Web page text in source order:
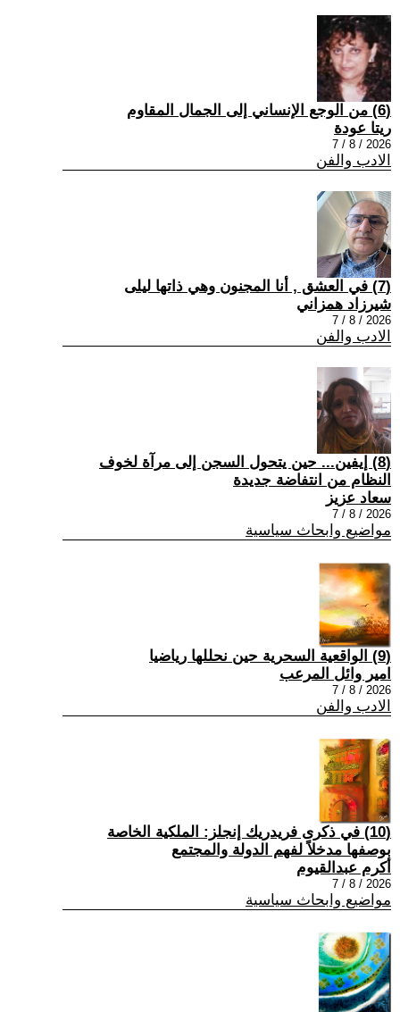
(6) من الوجع الإنساني إلى الجمال المقاوم
ريتا عودة
2026 / 8 / 7
الادب والفن
(7) في العشق , أنا المجنون وهي ذاتها ليلى
شيرزاد همزاني
2026 / 8 / 7
الادب والفن
(8) إيفين... حين يتحول السجن إلى مرآة لخوف
النظام من انتفاضة جديدة
سعاد عزيز
2026 / 8 / 7
مواضيع وابحاث سياسية
(9) الواقعية السحرية حين نحللها رياضيا
امير وائل المرعب
2026 / 8 / 7
الادب والفن
(10) في ذكرى فريدريك إنجلز: الملكية الخاصة
بوصفها مدخلاً لفهم الدولة والمجتمع
أكرم عبدالقيوم
2026 / 8 / 7
مواضيع وابحاث سياسية